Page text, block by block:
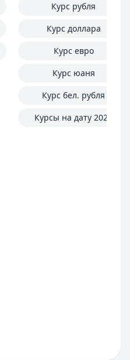
Курс рубля
Курс доллара
Курс евро
Курс юаня
Курс бел. рубля
Курсы на дату 2025